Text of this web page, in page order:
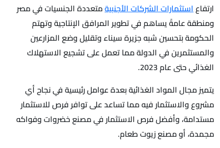
ارتفاعاستثمارات الشركات الأجنبيةمتعددة الجنسيات في مصر
ومنطقة عامةً يساهم في تطوير المرافق الإنتاجية وتهتم
الحكومة بتحسين شبه جزيرة سيناء وتقليل وضع المزارعين
والمستثمرين في الدولة مما تعمل على تشجيع الاستهلاك
الغذائي حتى عام 2023.
يتميز مجال المواد الغذائية بعدة عوامل رئيسية في نجاح أي
مشروع والاستثمار فيه مما تساعد على توافر فرص للاستثمار
مستدامة، وأفضل فرص الاستثمار في مصنع خضروات وفواكه
مجمدة، أو مصنع زيوت طعام.